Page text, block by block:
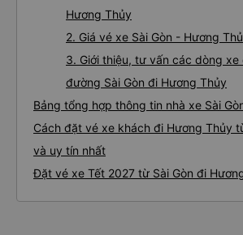
Hương Thủy
2. Giá vé xe Sài Gòn - Hương
3. Giới thiệu, tư vấn các dòng xe
đường Sài Gòn đi Hương Thủy
Bảng tổng hợp thông tin nhà xe Sài
Cách đặt vé xe khách đi Hương Thủy
và uy tín nhất
Đặt vé xe Tết 2027 từ Sài Gòn đi